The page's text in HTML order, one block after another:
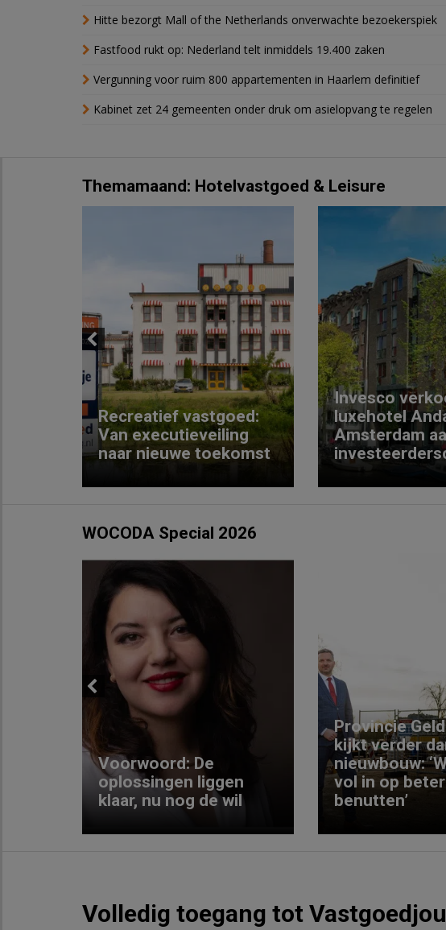
Hitte bezorgt Mall of the Netherlands onverwachte bezoekerspiek
Fastfood rukt op: Nederland telt inmiddels 19.400 zaken
Vergunning voor ruim 800 appartementen in Haarlem definitief
Kabinet zet 24 gemeenten onder druk om asielopvang te regelen
Themamaand: Hotelvastgoed & Leisure
Previous
Recreatief vastgoed:
Van executieveiling
naar nieuwe toekomst
Invesco
luxehotel
Amsterdam
WOCODA Special 2026
Previous
Voorwoord: De
oplossingen liggen
klaar, nu nog de wil
Provincie
kijkt verder
nieuwbouw:
vol in op beter
benutten’
Volledig toegang tot